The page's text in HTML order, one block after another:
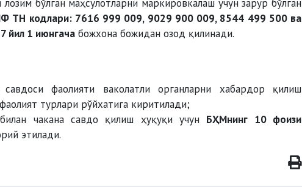
бўлган маҳсулотларни маркировкалаш учун зарур бўлган
ТН кодлари: 7616 999 009, 9029 900 009, 8544 499 500 ва
йил 1 июнгача божхона божидан озод қилинади.
савдоси фаолияти ваколатли органларни хабардор қилиш
турлари рўйхатига киритилади;
чакана савдо қилиш ҳуқуқи учун БҲМнинг 10 фоизи
этилади.